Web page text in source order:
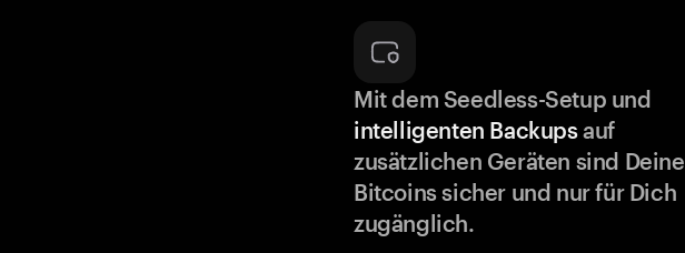
Mit dem Seedless-Setup und
intelligenten Backupsauf
zusätzlichen Geräten sind Deine
Bitcoins sicher und nur für Dich
zugänglich.